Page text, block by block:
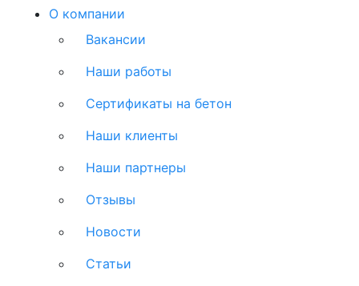
О компании
Вакансии
Наши работы
Сертификаты на бетон
Наши клиенты
Наши партнеры
Отзывы
Новости
Статьи